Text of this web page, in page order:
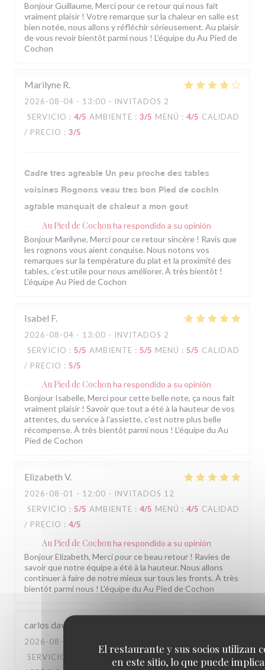
El restaurante y sus socios utilizan
en este sitio, lo que puede
Bonjour Guillaume, Merci pour ce retour qui nous fait
vraiment plaisir ! Votre remarque sur la chaleur en salle est
bien notée, nous allons y réfléchir sérieusement. Au plaisir
de vous revoir bientôt parmi nous ! L'équipe du Au Pied de
Cochon
Marilyne R
2026-08-04 - 13:00 - INVITADOS 2
SERVICIO : 4/5 AMBIENTE : 3/5 MENÚ : 4/5 CALIDAD
/ PRECIO : 3/5
Cadre tres agreable Un peu proche des tables
voisines Rognons veau tres bon Pied de cochln
agrable manquait de chaleur a mon gout
Au Pied de Cochonha respondido a su opinión
Bonjour Marilyne, Merci pour ce retour sincère ! Ravis que
les rognons vous aient conquise. Nous notons vos
remarques sur la température du plat et la proximité des
tables, c'est utile pour nous améliorer. À très bientôt !
L'équipe Au Pied de Cochon
Isabel F
2026-08-04 - 13:00 - INVITADOS 2
SERVICIO : 5/5 AMBIENTE : 5/5 MENÚ : 5/5 CALIDAD
/ PRECIO : 5/5
Au Pied de Cochonha respondido a su opinión
Bonjour Isabelle, Merci pour cette belle note, ça nous fait
vraiment plaisir ! Savoir que tout a été à la hauteur de vos
attentes, du service à l'assiette, c'est notre plus belle
récompense. À très bientôt parmi nous ! L'équipe du Au
Pied de Cochon
Elizabeth V
2026-08-01 - 12:00 - INVITADOS 12
SERVICIO : 5/5 AMBIENTE : 4/5 MENÚ : 4/5 CALIDAD
/ PRECIO : 4/5
Au Pied de Cochonha respondido a su opinión
Bonjour Elizabeth, Merci pour ce beau retour ! Ravies de
savoir que notre équipe a été à la hauteur. Nous allons
continuer à faire de notre mieux sur tous les fronts. À très
bientôt parmi nous ! L'équipe du Au Pied de Cochon
carlos david
2026-08-03
SERVICIO
MENÚ
CALIDAD